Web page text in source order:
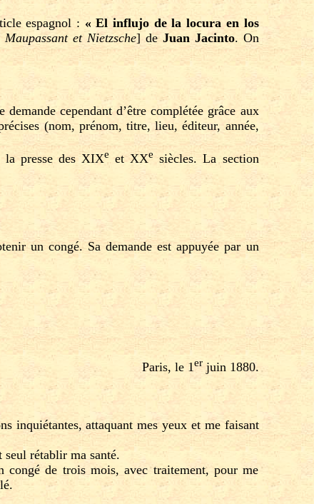
espagnol : « El influjo de la locura en los
et Nietzsche] de Juan Jacinto. On
cependant d’être complétée grâce aux
(nom, prénom, titre, lieu, éditeur, année,
la presse des XIXe et XXe siècles. La section
un congé. Sa demande est appuyée par un
Paris, le 1erjuin 1880.
inquiétantes, attaquant mes yeux et me faisant
rétablir ma santé.
de trois mois, avec traitement, pour me